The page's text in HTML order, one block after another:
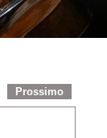
Prossimo